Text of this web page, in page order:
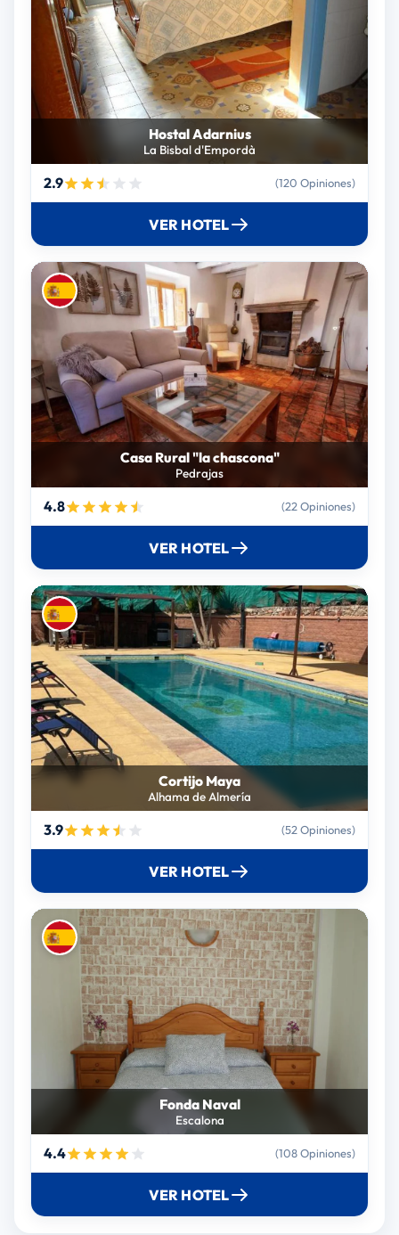
Hostal Adarnius
La Bisbal d'Empordà
2.9 (120 Opiniones)
VER HOTEL
Casa Rural "la chascona"
Pedrajas
4.8 (22 Opiniones)
VER HOTEL
Cortijo Maya
Alhama de Almería
3.9 (52 Opiniones)
VER HOTEL
Fonda Naval
Escalona
4.4 (108 Opiniones)
VER HOTEL